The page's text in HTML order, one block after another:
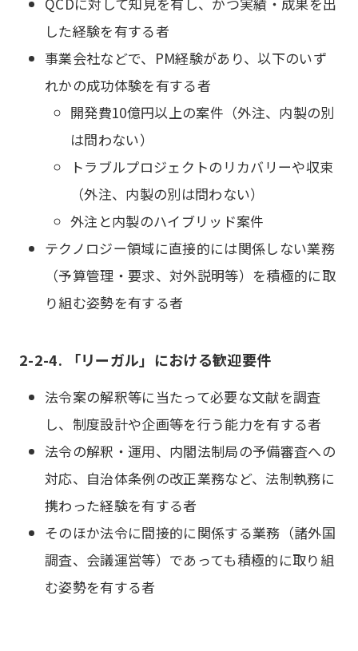
した経験を有する者
事業会社などで、PM経験があり、以下のいず
れかの成功体験を有する者
開発費10億円以上の案件（外注、内製の別
は問わない）
トラブルプロジェクトのリカバリーや収束
（外注、内製の別は問わない）
外注と内製のハイブリッド案件
テクノロジー領域に直接的には関係しない業務
（予算管理・要求、対外説明等）を積極的に取
り組む姿勢を有する者
2-2-4. 「リーガル」における歓迎要件
法令案の解釈等に当たって必要な文献を調査
し、制度設計や企画等を行う能力を有する者
法令の解釈・運用、内閣法制局の予備審査への
対応、自治体条例の改正業務など、法制執務に
携わった経験を有する者
そのほか法令に間接的に関係する業務（諸外国
調査、会議運営等）であっても積極的に取り組
む姿勢を有する者